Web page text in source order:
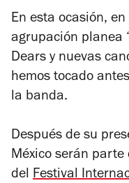
En esta ocasión,
agrupación planea
Dears y nuevas
hemos tocado
la banda.
Después de su
México serán
del Festival